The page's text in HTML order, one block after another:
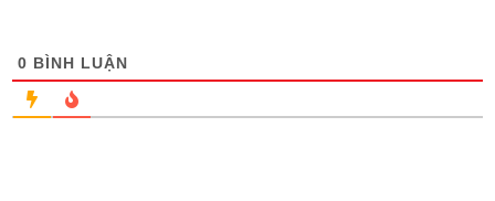
0 BÌNH LUẬN